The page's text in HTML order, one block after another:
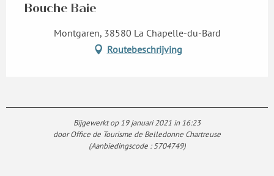
Bouche Baie
Montgaren, 38580 La Chapelle-du-Bard
Routebeschrijving
Bijgewerkt op 19 januari 2021 in 16:23
door Office de Tourisme de Belledonne Chartreuse
(Aanbiedingscode :5704749)